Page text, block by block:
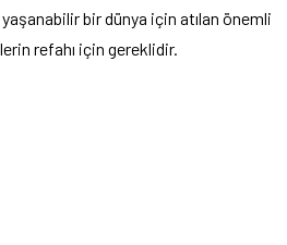
bir dünya için atılan önemli
refahı için gereklidir.